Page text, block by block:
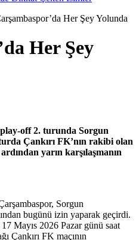
Her Şey Yolunda
Her Şey
off 2. turunda Sorgun
Çankırı FK’nın rakibi olan
yarın karşılaşmanın
Sorgun
bugünü izin yaparak geçirdi.
Mayıs 2026 Pazar günü saat
Çankırı FK maçının